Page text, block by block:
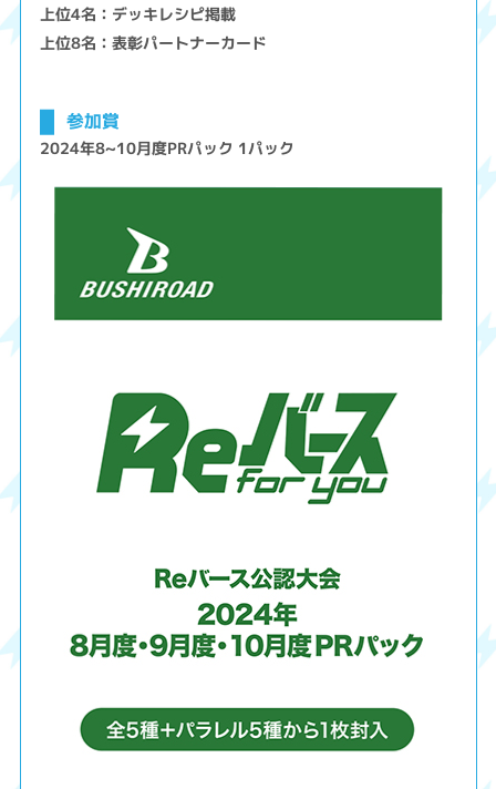
上位4名：デッキレシピ掲載
上位8名：表彰パートナーカード
参加賞
2024年8~10月度PRパック 1パック